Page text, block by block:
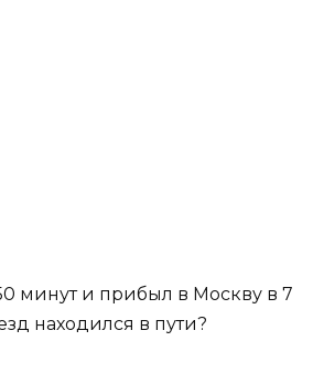
минут и прибыл в Москву в 7
находился в пути?